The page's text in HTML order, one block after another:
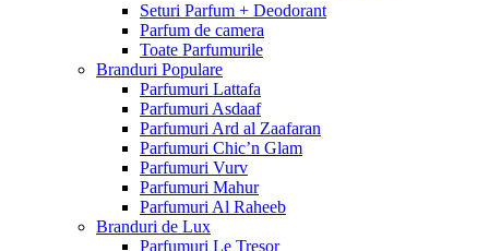
Seturi Parfum + Deodorant
Parfum de camera
Toate Parfumurile
Branduri Populare
Parfumuri Lattafa
Parfumuri Asdaaf
Parfumuri Ard al Zaafaran
Parfumuri Chic’n Glam
Parfumuri Vurv
Parfumuri Mahur
Parfumuri Al Raheeb
Branduri de Lux
Parfumuri Le Tresor